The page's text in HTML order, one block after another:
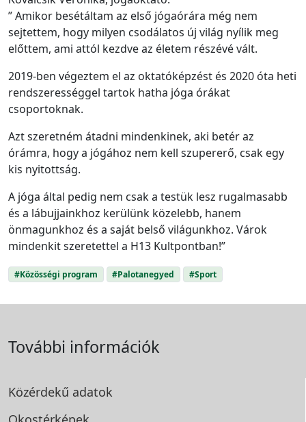
” Amikor besétáltam az első jógaórára még nem
sejtettem, hogy milyen csodálatos új világ nyílik meg
előttem, ami attól kezdve az életem részévé vált.
2019-ben végeztem el az oktatóképzést és 2020 óta heti
rendszerességgel tartok hatha jóga órákat
csoportoknak.
Azt szeretném átadni mindenkinek, aki betér az
órámra, hogy a jógához nem kell szupererő, csak egy
kis nyitottság.
A jóga által pedig nem csak a testük lesz rugalmasabb
és a lábujjainkhoz kerülünk közelebb, hanem
önmagunkhoz és a saját belső világunkhoz. Várok
mindenkit szeretettel a H13 Kultpontban!”
#Közösségi program #Palotanegyed #Sport
További információk
Közérdekű adatok